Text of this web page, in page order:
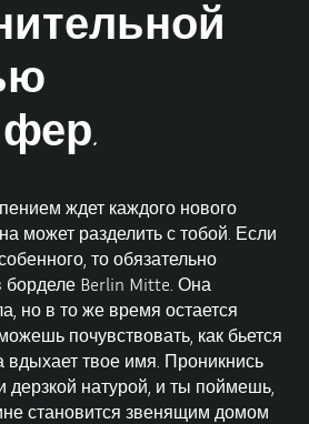
ждет каждого нового
может разделить с тобой. Если
то обязательно
борделе Berlin Mitte. Она
но в то же время остается
почувствовать, как бьется
вдыхает твое имя. Проникнись
натурой, и ты поймешь,
становится звенящим домом